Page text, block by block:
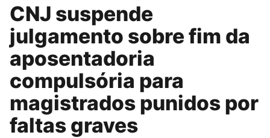
CNJ suspende
julgamento sobre fim da
aposentadoria
compulsória para
magistrados punidos por
faltas graves